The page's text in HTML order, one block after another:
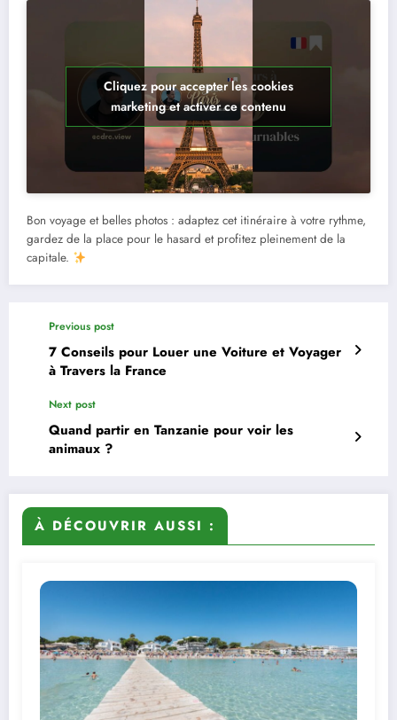
Cliquez pour accepter les cookies
marketing et activer ce contenu
Bon voyage et belles photos : adaptez cet itinéraire à votre rythme,
gardez de la place pour le hasard et profitez pleinement de la
capitale.
Previous post
7 Conseils pour Louer une Voiture et Voyager
à Travers la France
Next post
Quand partir en Tanzanie pour voir les
animaux ?
À DÉCOUVRIR AUSSI :